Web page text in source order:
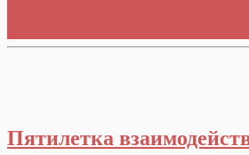
Пятилетка